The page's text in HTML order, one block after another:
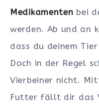
Medikamenten bei
werden. Ab und an
dass du deinem
Doch in der Regel
Vierbeiner nicht.
Futter fällt dir das